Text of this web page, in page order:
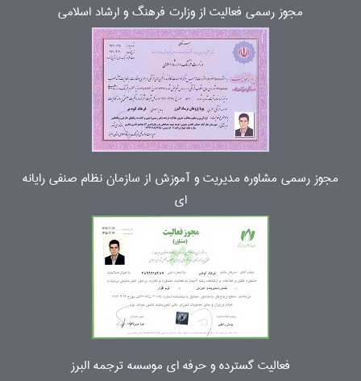
مجوز رسمی فعالیت از وزارت فرهنگ و ارشاد اسلامی
مجوز رسمی مشاوره مدیریت و آموزش از سازمان نظام صنفی رایانه
ای
فعالیت گسترده و حرفه ای موسسه ترجمه البرز